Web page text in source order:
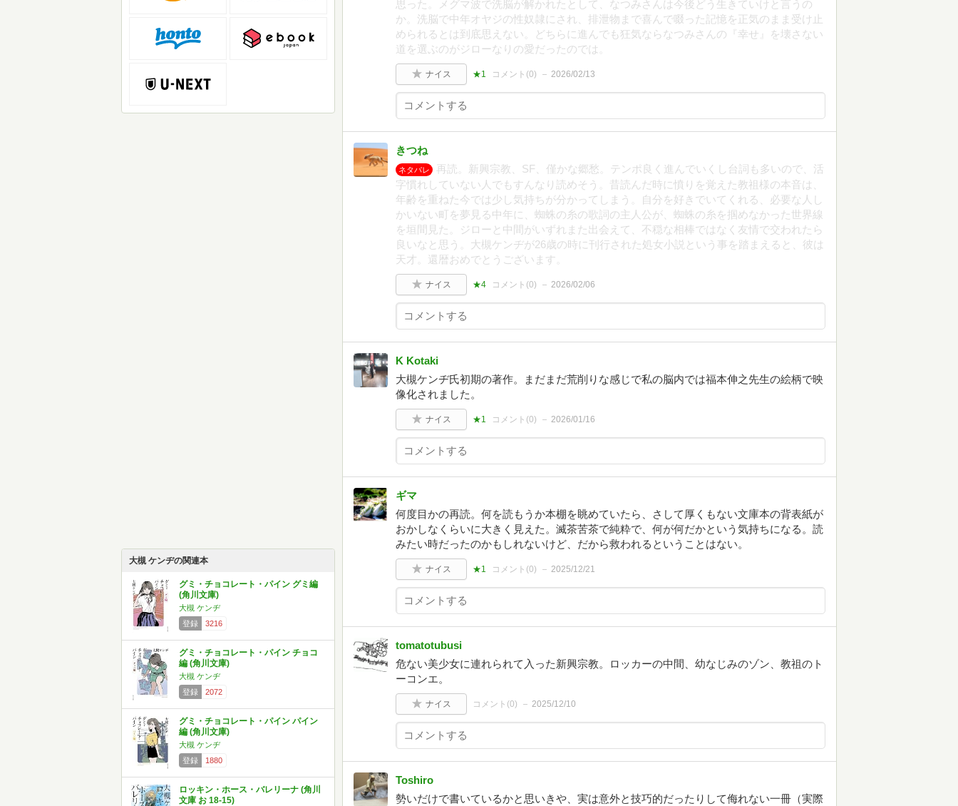
大槻 ケンヂの関連本
グミ・チョコレート・パイン グミ編
(角川文庫)
大槻 ケンヂ
登録
3216
グミ・チョコレート・パイン チョコ
編 (角川文庫)
大槻 ケンヂ
登録
2072
グミ・チョコレート・パイン パイン
編 (角川文庫)
大槻 ケンヂ
登録
1880
ロッキン・ホース・バレリーナ (角川
文庫 お 18-15)
思った。メグマ波で洗脳が解かれたとして、なつみさんは今後どう生きていけと言うの
か。洗脳で中年オヤジの性奴隷にされ、排泄物まで喜んで啜った記憶を正気のまま受け止
められるとは到底思えない。どちらに進んでも狂気ならなつみさんの『幸せ』を壊さない
道を選ぶのがジローなりの愛だったのでは。
ナイス ★1 コメント(0) 2026/02/13
きつね
ネタバレ
再読。新興宗教、SF、僅かな郷愁。テンポ良く進んでいくし台詞も多いので、活
字慣れしていない人でもすんなり読めそう。昔読んだ時に憤りを覚えた教祖様の本音は、
年齢を重ねた今では少し気持ちが分かってしまう。自分を好きでいてくれる、必要な人し
かいない町を夢見る中年に、蜘蛛の糸の歌詞の主人公が、蜘蛛の糸を掴めなかった世界線
を垣間見た。ジローと中間がいずれまた出会えて、不穏な相棒ではなく友情で交われたら
良いなと思う。大槻ケンヂが26歳の時に刊行された処女小説という事を踏まえると、彼は
天才。還暦おめでとうございます。
ナイス ★4 コメント(0) 2026/02/06
K Kotaki
大槻ケンヂ氏初期の著作。まだまだ荒削りな感じで私の脳内では福本伸之先生の絵柄で映
像化されました。
ナイス ★1 コメント(0) 2026/01/16
ギマ
何度目かの再読。何を読もうか本棚を眺めていたら、さして厚くもない文庫本の背表紙が
おかしなくらいに大きく見えた。滅茶苦茶で純粋で、何が何だかという気持ちになる。読
みたい時だったのかもしれないけど、だから救われるということはない。
ナイス ★1 コメント(0) 2025/12/21
tomatotubusi
危ない美少女に連れられて入った新興宗教。ロッカーの中間、幼なじみのゾン、教祖のト
ーコンエ。
ナイス コメント(0) 2025/12/10
Toshiro
勢いだけで書いているかと思いきや、実は意外と技巧的だったりして侮れない一冊（実際